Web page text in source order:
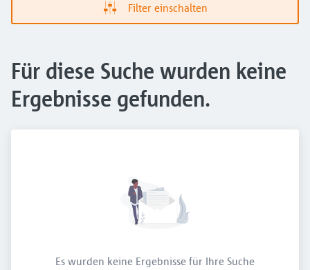
Filter einschalten
Für diese Suche wurden keine
Ergebnisse gefunden.
Es wurden keine Ergebnisse für Ihre Suche